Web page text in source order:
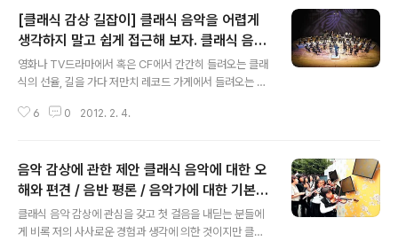
[클래식 감상 길잡이] 클래식 음악을 어렵게
생각하지 말고 쉽게 접근해 보자. 클래식 음악
감상/접근/듣는법 유명 클래식 음악 소개
영화나 TV드라마에서 혹은 CF에서 간간히 들려오는 클래
식의 선율, 길을 가다 저만치 레코드 가게에서 들려오는 아
려고 하면, 막상 어디서부터 들어야할지 난감할 때가 많이
사람들의 고민이 바로 여기에 있다고 생각합니다. 그래서
나름대로의 올바른 클래식 감상을 위한 가이드를 시작하려
고 합니다. 텍스트는 음악사로 유명한 Huge M. Miller라
는 음악학자의 "Introduction to Music"(부제: A Guid
e To Good Listening)이라는 책으로 아주 체계적이고,
6 0 2012. 2. 4.
음악 감상에 관한 제안 클래식 음악에 대한 오
해와 편견 / 음반 평론 / 음악가에 대한 기본적
인 존중 / 연주의 선택 / 악기 배우기
클래식 음악 감상에 관심을 갖고 첫 걸음을 내딛는 분들에
게 비록 저의 사사로운 경험과 생각에 의한 것이지만 클래